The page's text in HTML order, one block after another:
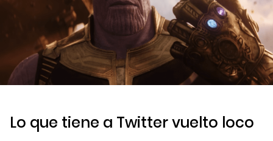
Lo que tiene a Twitter vuelto loco